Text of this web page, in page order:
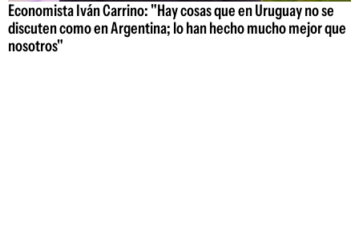
Economista Iván Carrino: "Hay cosas que en Uruguay no se
discuten como en Argentina; lo han hecho mucho mejor que
nosotros"